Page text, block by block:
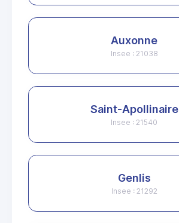
Auxonne
Insee : 21038
Saint-Apollinaire
Insee : 21540
Genlis
Insee : 21292